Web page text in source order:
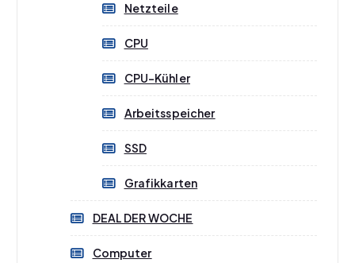
Netzteile
CPU
CPU-Kühler
Arbeitsspeicher
SSD
Grafikkarten
DEAL DER WOCHE
Computer